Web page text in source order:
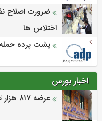
ضرورت اصلاح
اختلاس ها
پشت پرده
اخبار بورس
عرضه‌ ۸۱۷ هزار تنی محصولات در بورس کالا